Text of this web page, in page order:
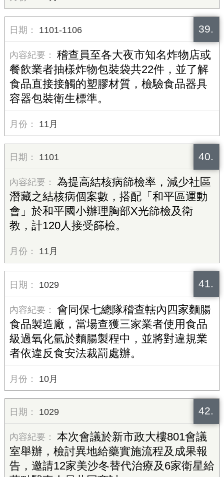
39.
1101-1106
稽查員至各大夜市知名炸物店或
餐飲業者抽樣炸物包裝袋共22件，並了解
食品直接接觸的塑膠材質，檢驗食品器具
容器包裝衛生標準。
11月
40.
1101
為提高結核病篩檢率，減少社區
潛藏之結核病個案數，搭配「和平區運動
會」於和平國小辦理胸部X光篩檢及衛
教，計120人接受篩檢。
11月
41.
1029
會同保七總隊稽查轄內四家麵腸
食品製造廠，當場查獲三家業者使用食品
級過氧化氫於麵腸製程中，並將對違規業
者依違反食安法裁罰處辦。
10月
42.
1029
本次會議於新市政大樓801會議
室舉辦，檢討異地給藥實施流程及成果報
告，邀請12家美沙冬替代治療及6家衛星給